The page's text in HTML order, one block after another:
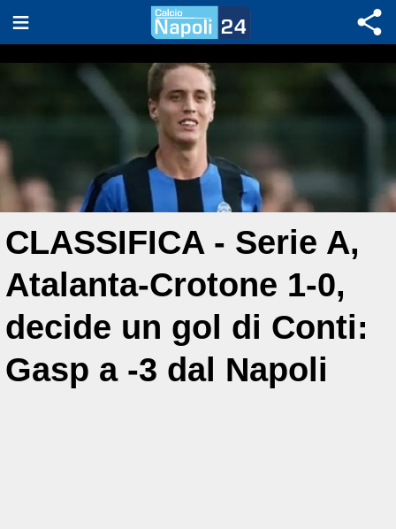
CLASSIFICA - Serie A,
Atalanta-Crotone 1-0,
decide un gol di Conti:
Gasp a -3 dal Napoli